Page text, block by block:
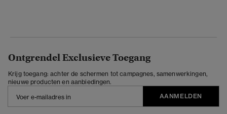
Ontgrendel Exclusieve Toegang
Krijg toegang: achter de schermen tot campagnes, samenwerkingen,
nieuwe producten en aanbiedingen.
AANMELDEN